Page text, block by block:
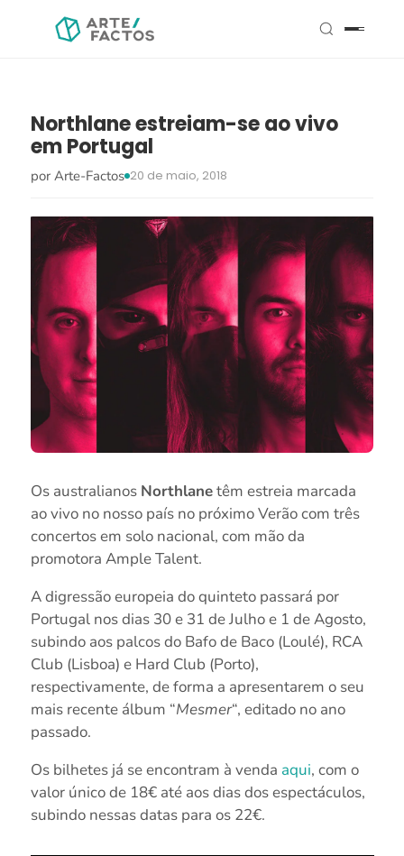
Northlane estreiam-se ao vivo
em Portugal
por Arte-Factos 20 de maio, 2018
Os australianos Northlanetêm estreia marcada
ao vivo no nosso país no próximo Verão com três
concertos em solo nacional, com mão da
promotora Ample Talent.
A digressão europeia do quinteto passará por
Portugal nos dias 30 e 31 de Julho e 1 de Agosto,
subindo aos palcos do Bafo de Baco (Loulé), RCA
Club (Lisboa) e Hard Club (Porto),
respectivamente, de forma a apresentarem o seu
mais recente álbum “Mesmer“, editado no ano
passado.
Os bilhetes já se encontram à venda aqui, com o
valor único de 18€ até aos dias dos espectáculos,
subindo nessas datas para os 22€.